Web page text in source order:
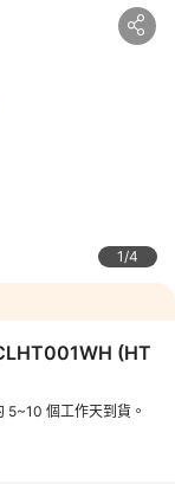
images/2166c120
p><p
2165d12000
p><p>&
color: #0000f
span
段溫度調
焰效果</p><p>✨
</p><p>✨8小時自
decoration:
p><p>✨憑購買
1 4
(HT
個工作天到貨。